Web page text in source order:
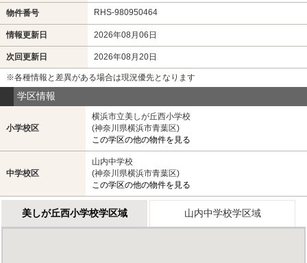
物件番号 RHS-980950464
情報更新日 2026年08月06日
次回更新日 2026年08月20日
※各種情報と差異がある場合は現況優先となります
学区情報
小学校区
横浜市立美しが丘西小学校
(神奈川県横浜市青葉区)
この学区の他の物件を見る
中学校区
山内中学校
(神奈川県横浜市青葉区)
この学区の他の物件を見る
美しが丘西小学校学区域 山内中学校学区域